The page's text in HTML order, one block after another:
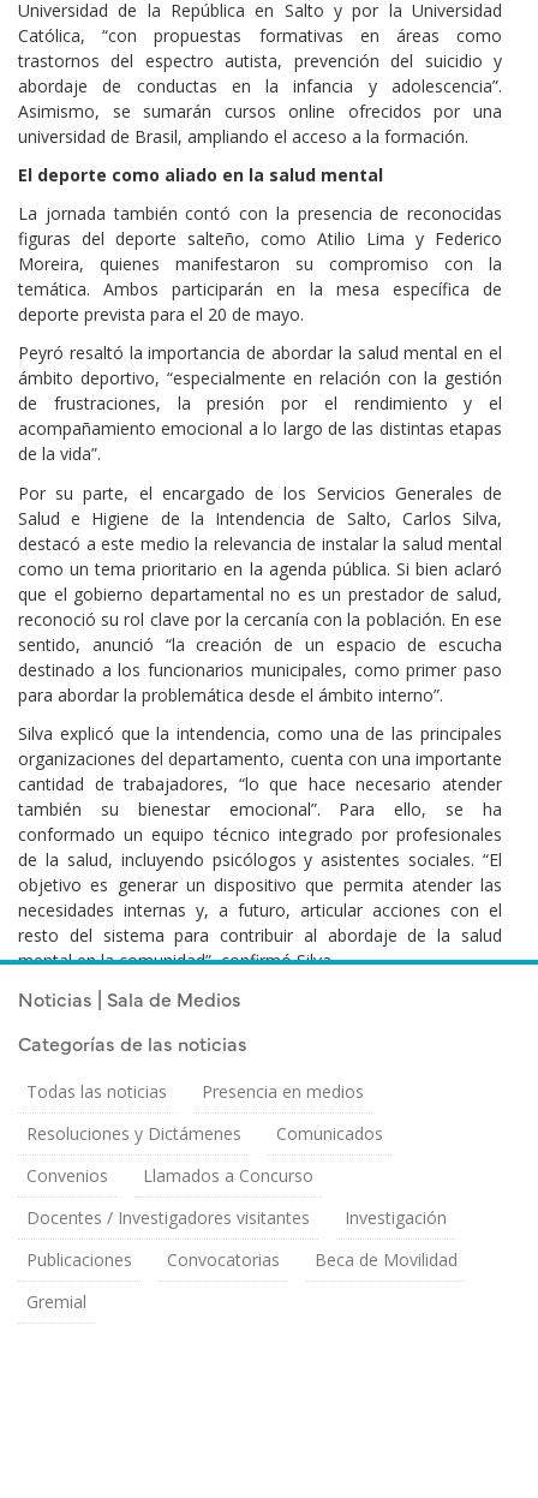
Noticias | Sala de Medios
Categorías de las noticias
Todas las noticias
Presencia en medios
Resoluciones y Dictámenes
Comunicados
Convenios
Llamados a Concurso
Docentes / Investigadores visitantes
Investigación
Publicaciones
Convocatorias
Beca de Movilidad
Gremial
Universidad de la República en Salto y por la Universidad
Católica, “con propuestas formativas en áreas como
trastornos del espectro autista, prevención del suicidio y
abordaje de conductas en la infancia y adolescencia”.
Asimismo, se sumarán cursos online ofrecidos por una
universidad de Brasil, ampliando el acceso a la formación.
El deporte como aliado en la salud mental
La jornada también contó con la presencia de reconocidas
figuras del deporte salteño, como Atilio Lima y Federico
Moreira, quienes manifestaron su compromiso con la
temática. Ambos participarán en la mesa específica de
deporte prevista para el 20 de mayo.
Peyró resaltó la importancia de abordar la salud mental en el
ámbito deportivo, “especialmente en relación con la gestión
de frustraciones, la presión por el rendimiento y el
acompañamiento emocional a lo largo de las distintas etapas
de la vida”.
Por su parte, el encargado de los Servicios Generales de
Salud e Higiene de la Intendencia de Salto, Carlos Silva,
destacó a este medio la relevancia de instalar la salud mental
como un tema prioritario en la agenda pública. Si bien aclaró
que el gobierno departamental no es un prestador de salud,
reconoció su rol clave por la cercanía con la población. En ese
sentido, anunció “la creación de un espacio de escucha
destinado a los funcionarios municipales, como primer paso
para abordar la problemática desde el ámbito interno”.
Silva explicó que la intendencia, como una de las principales
organizaciones del departamento, cuenta con una importante
cantidad de trabajadores, “lo que hace necesario atender
también su bienestar emocional”. Para ello, se ha
conformado un equipo técnico integrado por profesionales
de la salud, incluyendo psicólogos y asistentes sociales. “El
objetivo es generar un dispositivo que permita atender las
necesidades internas y, a futuro, articular acciones con el
resto del sistema para contribuir al abordaje de la salud
mental en la comunidad”, confirmó Silva.